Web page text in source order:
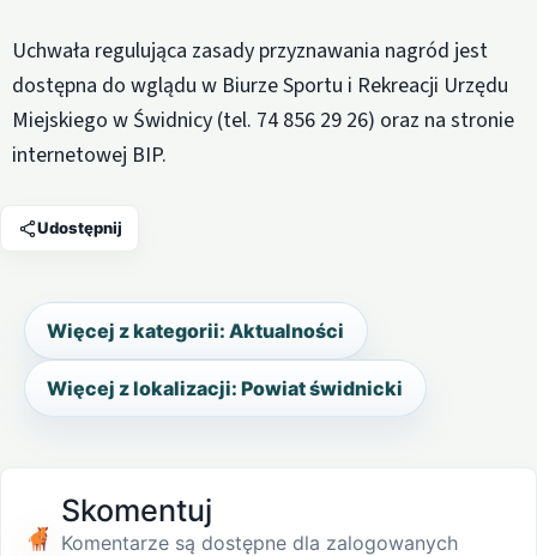
Uchwała regulująca zasady przyznawania nagród jest
dostępna do wglądu w Biurze Sportu i Rekreacji Urzędu
Miejskiego w Świdnicy (tel. 74 856 29 26) oraz na stronie
internetowej BIP.
Udostępnij
Więcej z kategorii: Aktualności
Więcej z lokalizacji: Powiat świdnicki
Skomentuj
Komentarze są dostępne dla zalogowanych